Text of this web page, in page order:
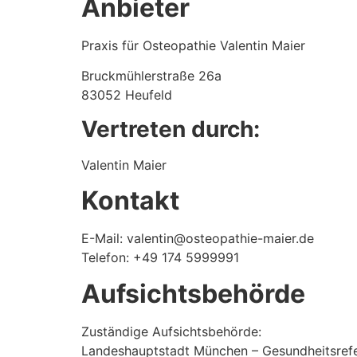
Anbieter
Praxis für Osteopathie Valentin Maier
Bruckmühlerstraße 26a
83052 Heufeld
Vertreten durch:
Valentin Maier
Kontakt
E-Mail: valentin@osteopathie-maier.de
Telefon: +49 174 5999991
Aufsichtsbehörde
Zuständige Aufsichtsbehörde:
Landeshauptstadt München –